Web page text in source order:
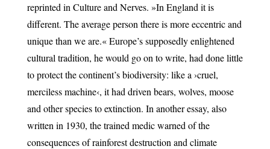
reprinted in Culture and Nerves. »In England it is
different. The average person there is more eccentric and
unique than we are.« Europe’s supposedly enlightened
cultural tradition, he would go on to write, had done little
to protect the continent’s biodiversity: like a ›cruel,
merciless machine‹, it had driven bears, wolves, moose
and other species to extinction. In another essay, also
written in 1930, the trained medic warned of the
consequences of rainforest destruction and climate